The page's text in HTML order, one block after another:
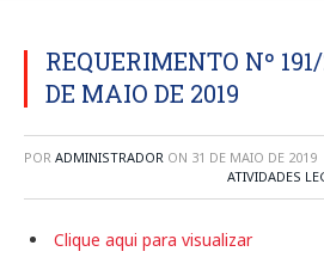
REQUERIMENTO Nº 191/
DE MAIO DE 2019
POR ADMINISTRADOR ON 31 DE MAIO DE 2019
ATIVIDADES
Clique aqui para visualizar